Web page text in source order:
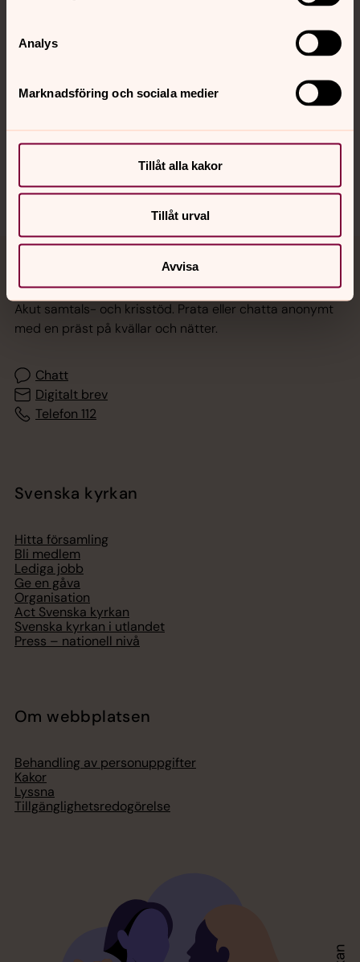
Analys
Marknadsföring och sociala medier
Tillåt alla kakor
Tillåt urval
Avvisa
Hitta snabbt
Sociala kanaler
Jourhavande präst
Akut samtals- och krisstöd. Prata eller chatta anonymt
med en präst på kvällar och nätter.
Chatt
Digitalt brev
Telefon 112
Svenska kyrkan
Hitta församling
Bli medlem
Lediga jobb
Ge en gåva
Organisation
Act Svenska kyrkan
Svenska kyrkan i utlandet
Press – nationell nivå
Om webbplatsen
Behandling av personuppgifter
Kakor
Lyssna
Tillgänglighetsredogörelse